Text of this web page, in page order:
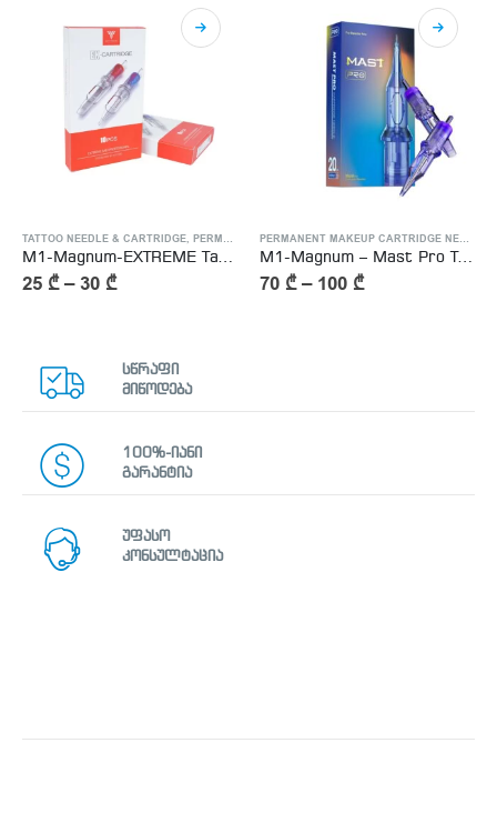
,TATTOO NEEDLE & CARTRIDGE
TATTOO NEEDLE & CARTRIDGE, PERMANENT MAKEUP CARTRIDGE NEEDLES
M1-Magnum-EXTREME Tattoo Cartridge Needle
25 ₾–30 ₾
PERMANENT MAKEUP CARTRIDGE NEEDLES
M1-Magnum – Mast Pro Tattoo Cartridge Needle
70 ₾– 100 ₾
სწრაფი
მიწოდება
100%-იანი
გარანტია
უფასო
კონსულტაცია